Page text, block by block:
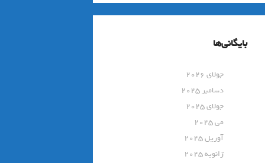
بایگانی‌ها
جولای 2026
دسامبر 2025
جولای 2025
می 2025
آوریل 2025
ژانویه 2025